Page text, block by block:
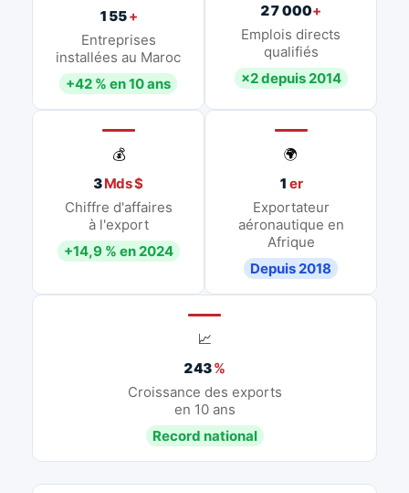
155+
Entreprises
installées au Maroc
+42 % en 10 ans
27 000+
Emplois directs
qualifiés
×2 depuis 2014
💰
3Mds $
Chiffre d'affaires
à l'export
+14,9 % en 2024
🌍
1 er
Exportateur
aéronautique en
Afrique
Depuis 2018
📈
243%
Croissance des exports
en 10 ans
Record national